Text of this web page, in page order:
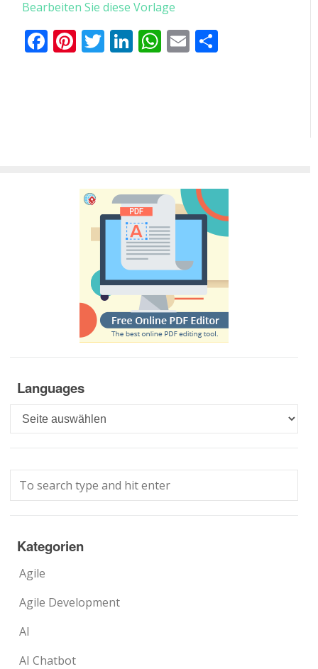
Bearbeiten Sie diese Vorlage
Facebook
Pinterest
Twitter
LinkedIn
WhatsApp
Email
Languages
Languages
Kategorien
Agile
Agile Development
AI
AI Chatbot